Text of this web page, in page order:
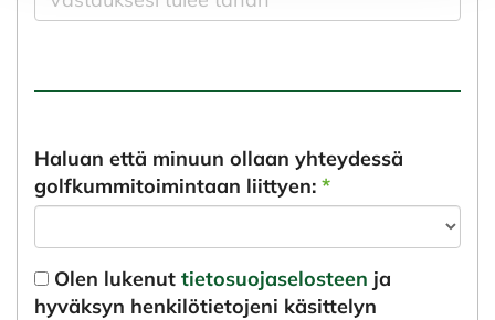
Haluan että minuun ollaan yhteydessä
golfkummitoimintaan liittyen: *
Olen lukenut tietosuojaselosteen ja
hyväksyn henkilötietojeni käsittelyn